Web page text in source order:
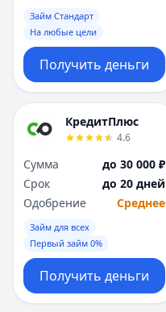
Займ Стандарт
На любые цели
Получить деньги
КредитПлюс
4.6
Сумма
до 30 000 ₽
Срок
до 20 дней
Одобрение
Среднее
Займ для всех
Первый займ 0%
Получить деньги